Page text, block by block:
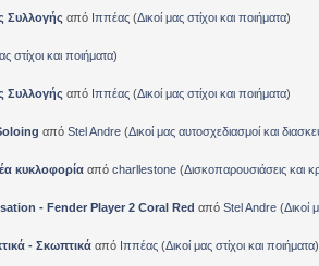
Συλλογής από Ιππέας(Δικοί μας στίχοι και ποιήματα)
στίχοι και ποιήματα)
Συλλογής από Ιππέας(Δικοί μας στίχοι και ποιήματα)
από Stel Andre(Δικοί μας αυτοσχεδιασμοί και
κυκλοφορίααπό charllestone(Δισκοπαρουσιάσεις και
- Fender Player 2 Coral Red από Stel Andre(Δικοί
- Σκωπτικά από Ιππέας(Δικοί μας στίχοι και ποιήματα)